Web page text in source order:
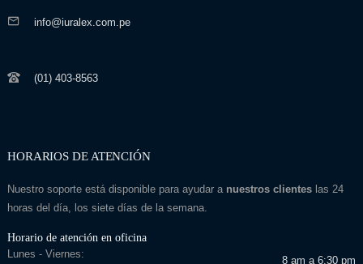
info@iuralex.com.pe
(01) 403-8563
HORARIOS DE ATENCIÓN
Nuestro soporte está disponible para ayudar a nuestros clienteslas 24
horas del día, los siete días de la semana.
Horario de atención en oficina
Lunes - Viernes:
8 am a 6:30 pm